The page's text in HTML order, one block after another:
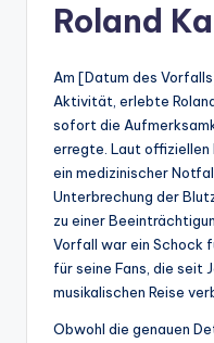
Roland
Am [Datum des
Aktivität, erlebte
sofort die
erregte. Laut
ein medizinischer
Unterbrechung der
zu einer
Vorfall war ein Schock
für seine Fans, die seit
musikalischen Reise
Obwohl die genauen